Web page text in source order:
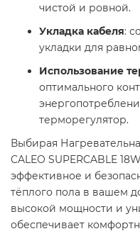
чистой и ровной.​
Укладка кабеля:
укладки для
Использование
оптимального
терморегулятор.​
Выбирая
CALEO SUPERCABLE
эффективное и
тёплого пола в вашем
высокой мощности и
обеспечивает